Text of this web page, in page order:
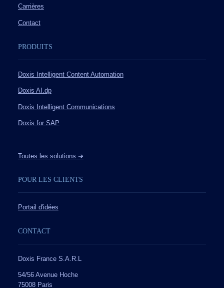
Carrières
Contact
PRODUITS
Doxis Intelligent Content Automation
Doxis AI.dp
Doxis Intelligent Communications
Doxis for SAP
Toutes les solutions ➔
POUR LES CLIENTS
Portail d'idées
CONTACT
Doxis France S.A.R.L
54/56 Avenue Hoche
75008 Paris